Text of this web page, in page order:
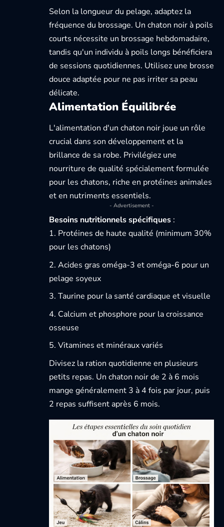
Selon la longueur du pelage, adaptez la
fréquence du brossage. Un chaton noir à poils
courts nécessite un brossage hebdomadaire,
tandis qu'un individu à poils longs bénéficiera
de sessions quotidiennes. Utilisez une brosse
douce adaptée pour ne pas irriter sa peau
délicate.
Alimentation Équilibrée
L'alimentation d'un chaton noir joue un rôle
crucial dans son développement et la
brillance de sa robe. Privilégiez une
nourriture de qualité spécialement formulée
pour les chatons, riche en protéines animales
et en nutriments essentiels.
- Advertisement -
Besoins nutritionnels spécifiques :
Protéines de haute qualité (minimum 30%
pour les chatons)
Acides gras oméga-3 et oméga-6 pour un
pelage soyeux
Taurine pour la santé cardiaque et visuelle
Calcium et phosphore pour la croissance
osseuse
Vitamines et minéraux variés
Divisez la ration quotidienne en plusieurs
petits repas. Un chaton noir de 2 à 6 mois
mange généralement 3 à 4 fois par jour, puis
2 repas suffisent après 6 mois.